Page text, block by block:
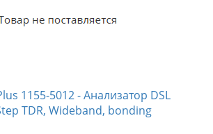
1155-5012 - Анализатор DSL
TDR, Wideband, bonding